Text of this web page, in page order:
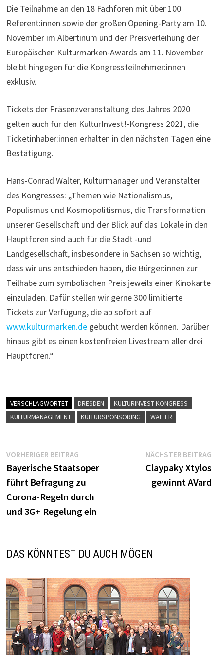
Die Teilnahme an den 18 Fachforen mit über 100
Referent:innen sowie der großen Opening-Party am 10.
November im Albertinum und der Preisverleihung der
Europäischen Kulturmarken-Awards am 11. November
bleibt hingegen für die Kongressteilnehmer:innen
exklusiv.
Tickets der Präsenzveranstaltung des Jahres 2020
gelten auch für den KulturInvest!-Kongress 2021, die
Ticketinhaber:innen erhalten in den nächsten Tagen eine
Bestätigung.
Hans-Conrad Walter, Kulturmanager und Veranstalter
des Kongresses: „Themen wie Nationalismus,
Populismus und Kosmopolitismus, die Transformation
unserer Gesellschaft und der Blick auf das Lokale in den
Hauptforen sind auch für die Stadt -und
Landgesellschaft, insbesondere in Sachsen so wichtig,
dass wir uns entschieden haben, die Bürger:innen zur
Teilhabe zum symbolischen Preis jeweils einer Kinokarte
einzuladen. Dafür stellen wir gerne 300 limitierte
Tickets zur Verfügung, die ab sofort auf
www.kulturmarken.de gebucht werden können. Darüber
hinaus gibt es einen kostenfreien Livestream aller drei
Hauptforen.“
VERSCHLAGWORTET DRESDEN
KULTURINVEST-KONGRESS
KULTURMANAGEMENT
KULTURSPONSORING WALTER
Beitragsnavigation
VORHERIGER BEITRAG
Beitrag:
Bayerische Staatsoper
führt Befragung zu
Corona-Regeln durch
und 3G+ Regelung ein
NÄCHSTER BEITRAG
Claypaky Xtylos
gewinnt AVard
DAS KÖNNTEST DU AUCH MÖGEN